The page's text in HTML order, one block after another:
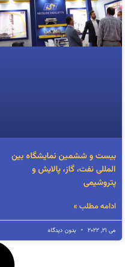
بیست و ششمین نمایشگاه بین
المللی نفت، گاز، پالایش و
پتروشیمی
ادامه مطلب »
می 21, 2022 بدون دیدگاه